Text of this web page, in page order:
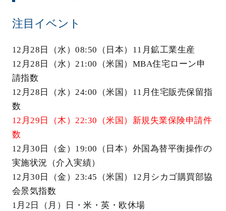
注目イベント
12月28日（水）08:50（日本）11月鉱工業生産
12月28日（水）21:00（米国）MBA住宅ローン申
請指数
12月28日（水）24:00（米国）11月住宅販売保留指
数
12月29日（木）22:30（米国）新規失業保険申請件
数
12月30日（金）19:00（日本）外国為替平衡操作の
実施状況（介入実績）
12月30日（金）23:45（米国）12月シカゴ購買部協
会景気指数
1月2日（月）日・米・英・欧休場